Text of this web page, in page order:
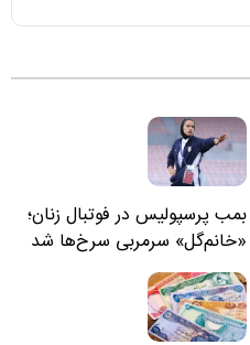
بمب پرسپولیس در فوتبال زنان؛
«خانم‌گل» سرمربی سرخ‌ها شد